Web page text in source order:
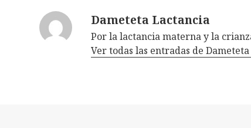
Dameteta Lactancia
Por la lactancia materna y la
Ver todas las entradas de